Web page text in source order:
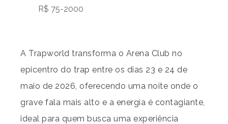
R$ 75-2000
A Trapworld transforma o Arena Club no
epicentro do trap entre os dias 23 e 24 de
maio de 2026, oferecendo uma noite onde o
grave fala mais alto e a energia é contagiante,
ideal para quem busca uma experiência